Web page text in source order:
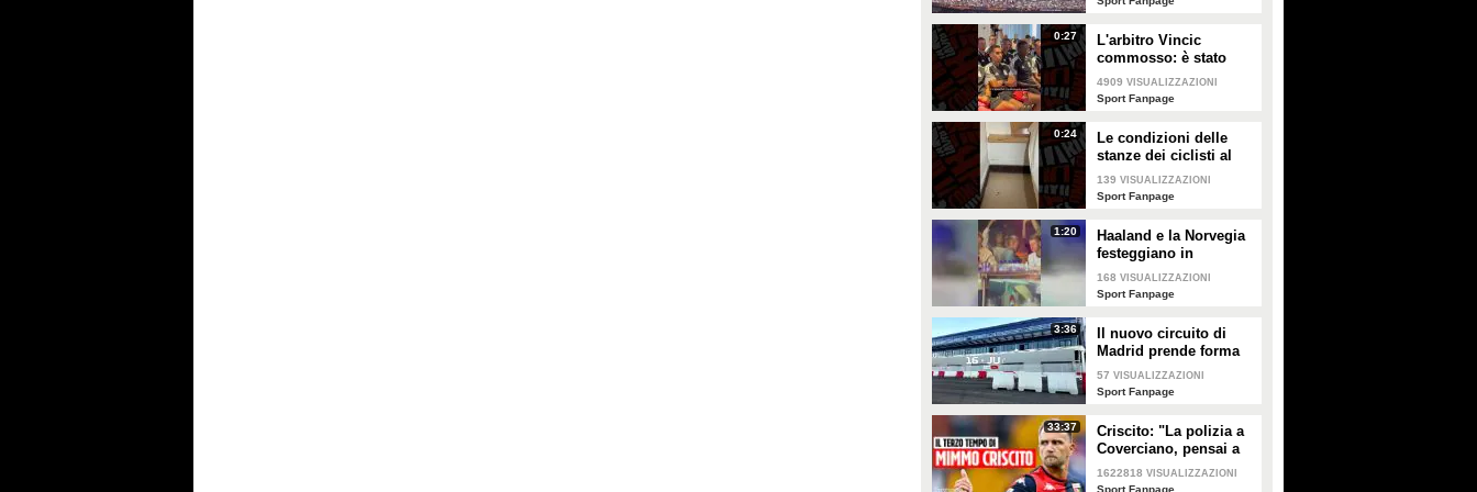
0:27
L'arbitro Vincic
commosso: è stato
designato per la finale
Spagna-Argentina
4909 VISUALIZZAZIONI
Sport Fanpage
0:24
Le condizioni delle
stanze dei ciclisti al
Tour de France 2026
139 VISUALIZZAZIONI
Sport Fanpage
1:20
Haaland e la Norvegia
festeggiano in
discoteca dopo
l'eliminazione dei
168 VISUALIZZAZIONI
Sport Fanpage
3:36
Il nuovo circuito di
Madrid prende forma
in vista del GP di
Spagna della Formula
Sainz
57 VISUALIZZAZIONI
Sport Fanpage
33:37
Criscito: "La polizia a
Coverciano, pensai a
mio figlio. Ho
mantenuto la
1622818 VISUALIZZAZIONI
Sport Fanpage